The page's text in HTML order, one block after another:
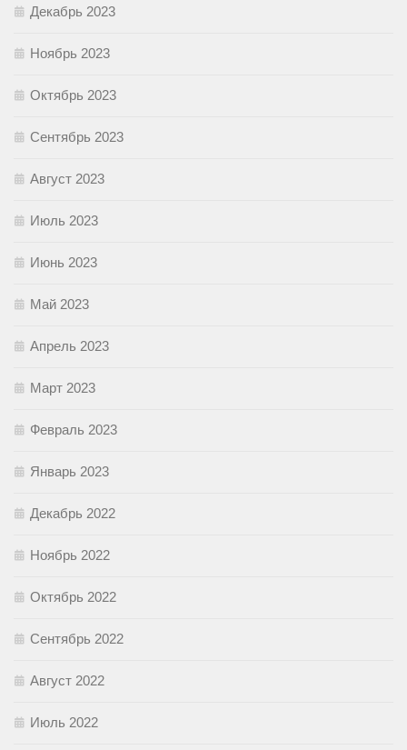
Декабрь 2023
Ноябрь 2023
Октябрь 2023
Сентябрь 2023
Август 2023
Июль 2023
Июнь 2023
Май 2023
Апрель 2023
Март 2023
Февраль 2023
Январь 2023
Декабрь 2022
Ноябрь 2022
Октябрь 2022
Сентябрь 2022
Август 2022
Июль 2022